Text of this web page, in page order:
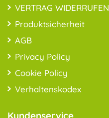
VERTRAG WIDERRUFEN
Produktsicherheit
AGB
Privacy Policy
Cookie Policy
Verhaltenskodex
Kundenservice